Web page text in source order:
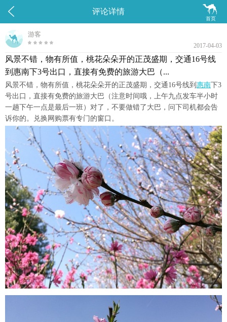
 
首页
评论详情
游客
2017-04-03
风景不错，物有所值，桃花朵朵开的正茂盛期，交通16号线
到惠南下3号出口，直接有免费的旅游大巴（...
风景不错，物有所值，桃花朵朵开的正茂盛期，交通16号线到 惠南下3
号出口，直接有免费的旅游大巴（注意时间哦，上午九点发车半小时
一趟下午一点是最后一班）对了，不要做错了大巴，问下司机都会告
诉你的。兑换网购票有专门的窗口。